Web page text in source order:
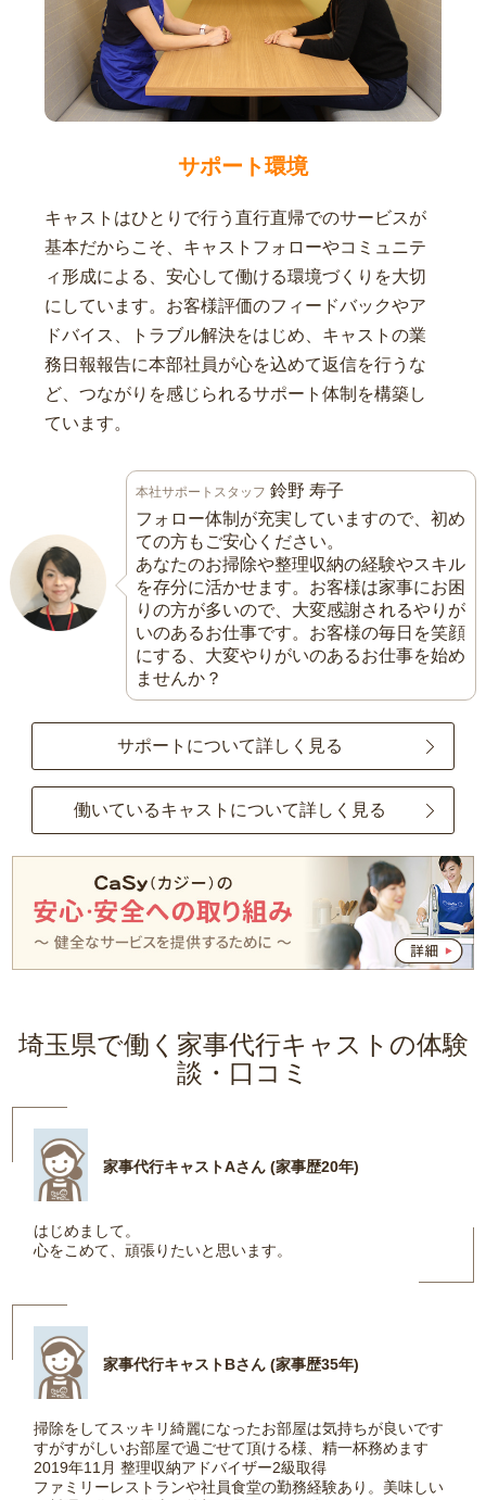
サポート環境
キャストはひとりで行う直行直帰でのサービスが
基本だからこそ、キャストフォローやコミュニテ
ィ形成による、安心して働ける環境づくりを大切
にしています。お客様評価のフィードバックやア
ドバイス、トラブル解決をはじめ、キャストの業
務日報報告に本部社員が心を込めて返信を行うな
ど、つながりを感じられるサポート体制を構築し
ています。
本社サポートスタッフ 鈴野 寿子
フォロー体制が充実していますので、初め
ての方もご安心ください。
あなたのお掃除や整理収納の経験やスキル
を存分に活かせます。お客様は家事にお困
りの方が多いので、大変感謝されるやりが
いのあるお仕事です。お客様の毎日を笑顔
にする、大変やりがいのあるお仕事を始め
ませんか？
サポートについて詳しく見る
働いているキャストについて詳しく見る
埼玉県で働く家事代行キャストの体験
談・口コミ
家事代行キャストAさん (家事歴20年)
はじめまして。
心をこめて、頑張りたいと思います。
家事代行キャストBさん (家事歴35年)
掃除をしてスッキリ綺麗になったお部屋は気持ちが良いです
すがすがしいお部屋で過ごせて頂ける様、精一杯務めます
2019年11月 整理収納アドバイザー2級取得
ファミリーレストランや社員食堂の勤務経験あり。美味しい